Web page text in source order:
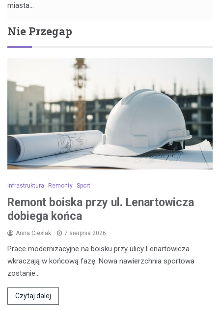
miasta…
Nie Przegap
Infrastruktura Remonty Sport
Remont boiska przy ul. Lenartowicza
dobiega końca
Anna Cieślak 7 sierpnia 2026
Prace modernizacyjne na boisku przy ulicy Lenartowicza
wkraczają w końcową fazę. Nowa nawierzchnia sportowa
zostanie…
Czytaj dalej